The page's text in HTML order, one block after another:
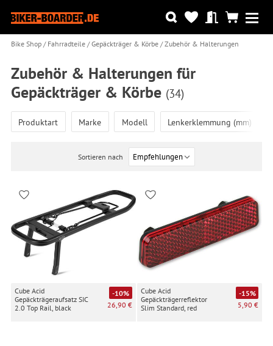
Bike Shop Fahrradteile Gepäckträger & Körbe Zubehör & Halterungen
Zubehör & Halterungen für
Gepäckträger & Körbe (34)
Produktart Marke Modell Lenkerklemmung (mm)
Sortieren nach
Cube Acid
Gepäckträgeraufsatz SIC
2.0 Top Rail, black
-10%
26,90 €
Cube Acid
Gepäckträgerreflektor
Slim Standard, red
-15%
5,90 €